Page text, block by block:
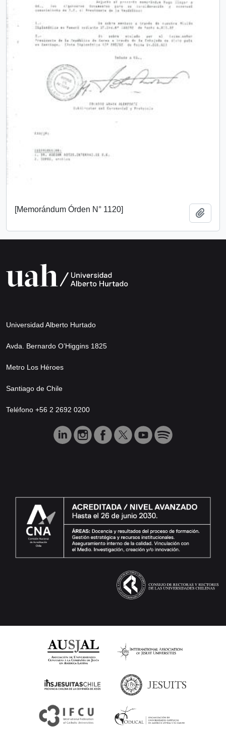
[Memorándum Órden N° 1120]
Universidad Alberto Hurtado
Avda. Bernardo O’Higgins 1825
Metro Los Héroes
Santiago de Chile
Teléfono +56 2 2692 0200